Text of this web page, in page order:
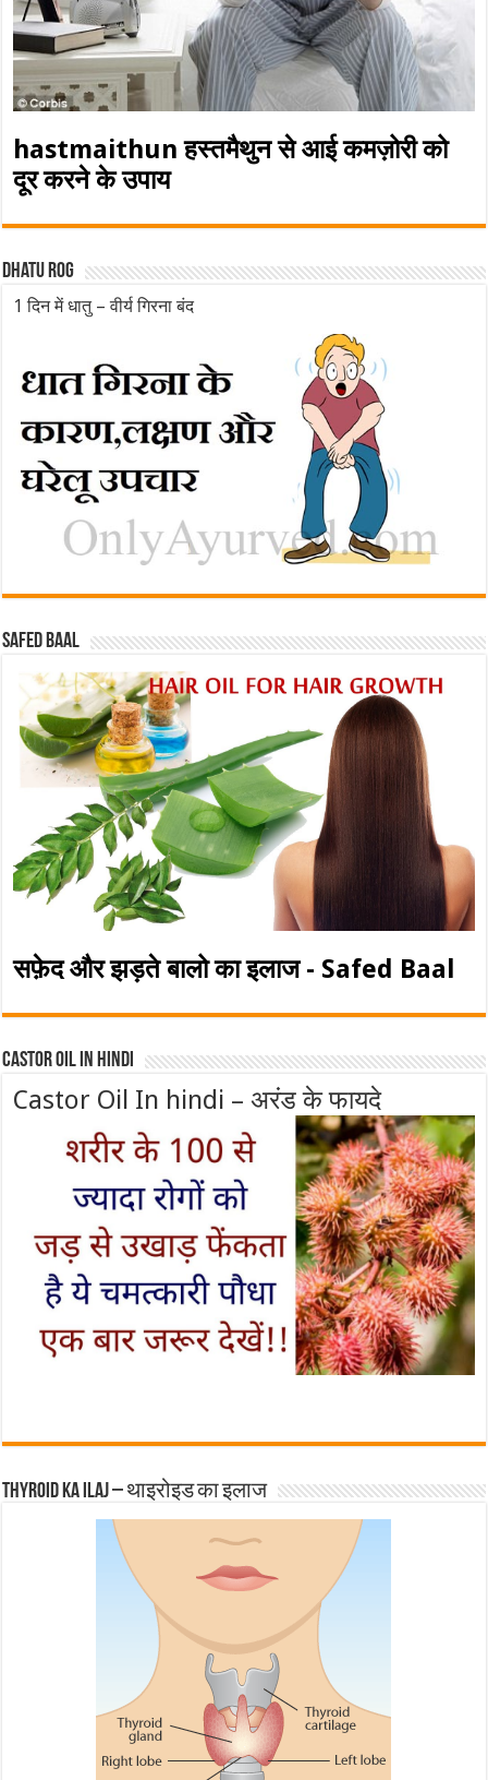
hastmaithun हस्तमैथुन से आई कमज़ोरी को
दूर करने के उपाय
Dhatu rog
1 दिन में धातु – वीर्य गिरना बंद
Safed baal
सफ़ेद और झड़ते बालो का इलाज - Safed Baal
Castor Oil In Hindi
Castor Oil In hindi – अरंड के फायदे
Thyroid ka ilaj – थाइरोइड का इलाज